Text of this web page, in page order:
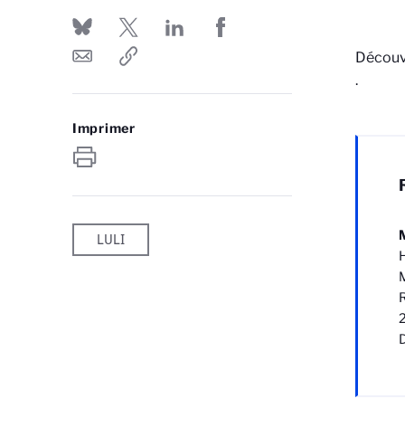
Imprimer
LULI
.